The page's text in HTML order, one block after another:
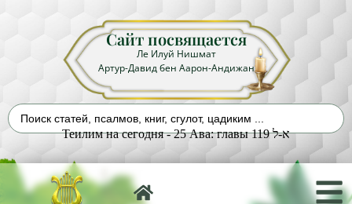
Сайт посвящается
Ле Илуй Нишмат
Артур-Давид бен Аарон-Андижан
Теилим на сегодня - 25 Ава: главы 119 א-ל